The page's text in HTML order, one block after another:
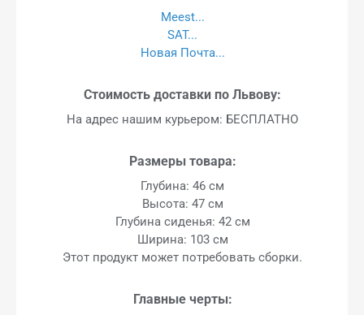
Meest...
SAT...
Новая Почта...
Стоимость доставки по Львову:
На адрес нашим курьером: БЕСПЛАТНО
Размеры товара:
Глубина: 46 см
Высота: 47 см
Глубина сиденья: 42 см
Ширина: 103 см
Этот продукт может потребовать сборки.
Главные черты: